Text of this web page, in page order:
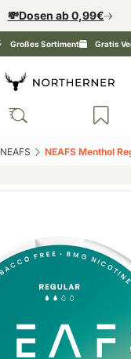
💸Dosen ab 0,99€
Großes Sortiment Gratis
NEAFS‎ NEAFS Menthol